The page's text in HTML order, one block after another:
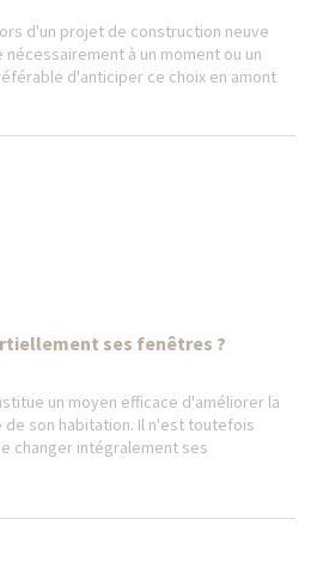
d'un projet de construction neuve
à un moment ou un
d'anticiper ce choix en amont
ses fenêtres ?
un moyen efficace d'améliorer la
son habitation. Il n'est toutefois
changer intégralement ses